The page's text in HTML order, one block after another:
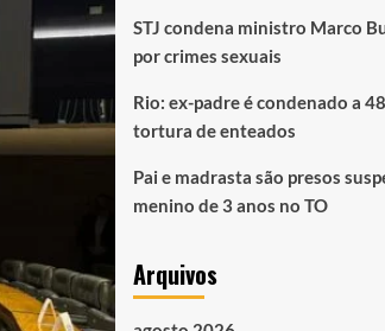
STJ condena ministro Marco
por crimes sexuais
Rio: ex-padre é condenado a
tortura de enteados
Pai e madrasta são presos
menino de 3 anos no TO
Arquivos